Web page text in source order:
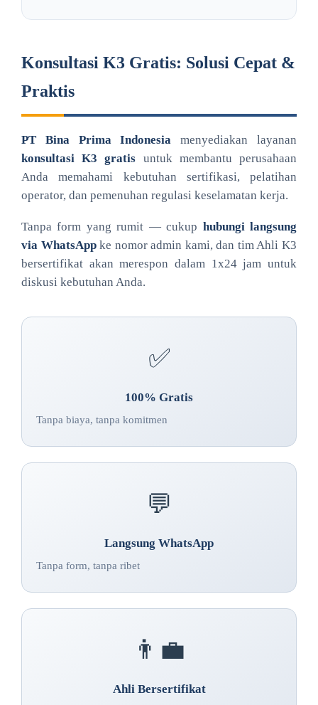
Konsultasi K3 Gratis: Solusi Cepat &
Praktis
PT Bina Prima Indonesia menyediakan layanan
konsultasi K3 gratis untuk membantu perusahaan
Anda memahami kebutuhan sertifikasi, pelatihan
operator, dan pemenuhan regulasi keselamatan kerja.
Tanpa form yang rumit — cukup hubungi langsung
via WhatsAppke nomor admin kami, dan tim Ahli K3
bersertifikat akan merespon dalam 1x24 jam untuk
diskusi kebutuhan Anda.
✅
100% Gratis
Tanpa biaya, tanpa komitmen
💬
Langsung WhatsApp
Tanpa form, tanpa ribet
👨‍💼
Ahli Bersertifikat